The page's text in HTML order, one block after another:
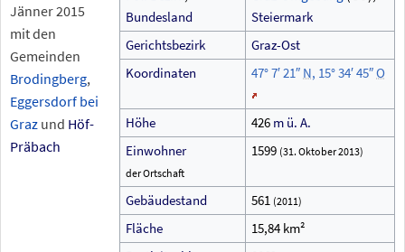
Bundesland
Steiermark
Gerichtsbezirk
Graz-Ost
Koordinaten
47°7′21″ N, 15°34′45″O
Höhe 426 m ü. A.
Einwohner
derOrtschaft
1599 (31. Oktober2013)
Gebäudestand 561 (2011)
Fläche 15,84 km²
Jänner 2015
mit den
Gemeinden
Brodingberg,
Eggersdorf bei
Graz und Höf-
Präbach